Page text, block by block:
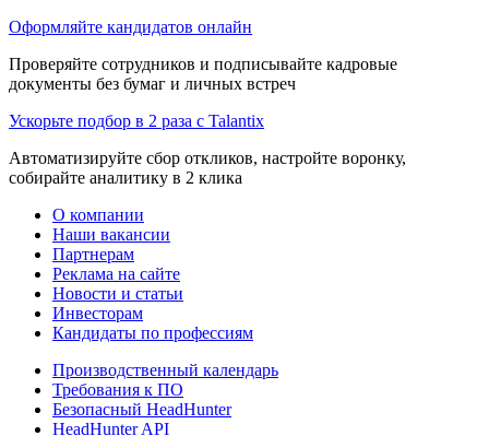
Оформляйте кандидатов онлайн
Проверяйте сотрудников и подписывайте кадровые
документы без бумаг и личных встреч
Ускорьте подбор в 2 раза с Talantix
Автоматизируйте сбор откликов, настройте воронку,
собирайте аналитику в 2 клика
О компании
Наши вакансии
Партнерам
Реклама на сайте
Новости и статьи
Инвесторам
Кандидаты по профессиям
Производственный календарь
Требования к ПО
Безопасный HeadHunter
HeadHunter API